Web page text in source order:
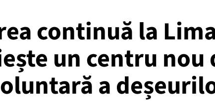
continuă la
un centru nou
a